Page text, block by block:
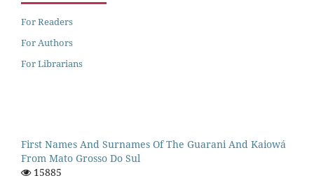
For Readers
For Authors
For Librarians
First Names And Surnames Of The Guarani And Kaiowá
From Mato Grosso Do Sul
15885